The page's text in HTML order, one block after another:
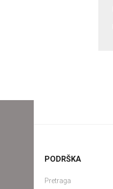
PODRŠKA
Pretraga